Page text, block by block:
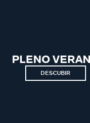
PLENO
DESCUBIR